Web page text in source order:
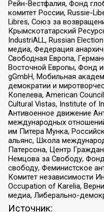
Рейн-Вестфалия, Фонд
комитет России, Russie-
Libres, Союз за
Крымскотатарский
IndustriALL, Russian
медиа, Федерация
Свободная Европа,
Восточной Европы, Фонд
gGmbH, Мобильная
демократии и
Копелева, American
Cultural Vistas, Institute of
Антивоенное движение
международных
им Питера Мунка,
альянс, Школа
Патерсона, Центр
Немцова за Свободу,
свободу, Феминистское
Комитет независимости
Occupation of Karelia,
медиа, Либерально-
Источник: